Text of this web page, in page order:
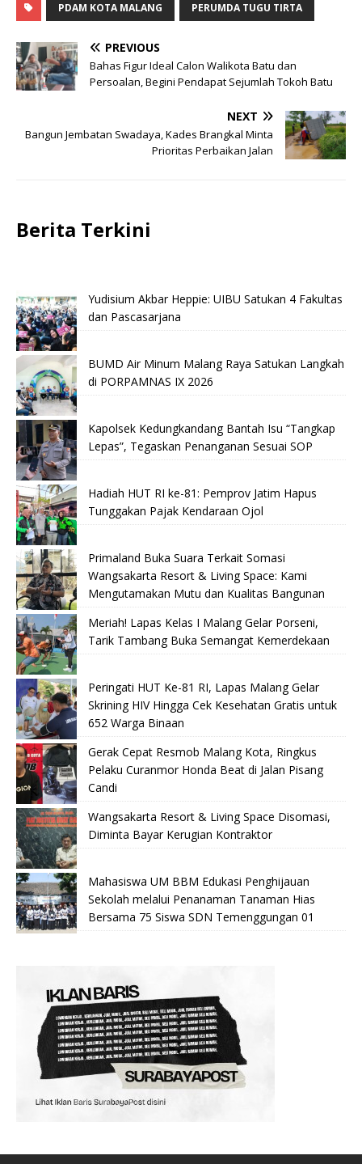
PDAM KOTA MALANG PERUMDA TUGU TIRTA
PREVIOUS
Bahas Figur Ideal Calon Walikota Batu dan
Persoalan, Begini Pendapat Sejumlah Tokoh Batu
NEXT
Bangun Jembatan Swadaya, Kades Brangkal Minta
Prioritas Perbaikan Jalan
Berita Terkini
Yudisium Akbar Heppie: UIBU Satukan 4 Fakultas
dan Pascasarjana
BUMD Air Minum Malang Raya Satukan Langkah
di PORPAMNAS IX 2026
Kapolsek Kedungkandang Bantah Isu “Tangkap
Lepas”, Tegaskan Penanganan Sesuai SOP
Hadiah HUT RI ke-81: Pemprov Jatim Hapus
Tunggakan Pajak Kendaraan Ojol
Primaland Buka Suara Terkait Somasi
Wangsakarta Resort & Living Space: Kami
Mengutamakan Mutu dan Kualitas Bangunan
Meriah! Lapas Kelas I Malang Gelar Porseni,
Tarik Tambang Buka Semangat Kemerdekaan
Peringati HUT Ke-81 RI, Lapas Malang Gelar
Skrining HIV Hingga Cek Kesehatan Gratis untuk
652 Warga Binaan
Gerak Cepat Resmob Malang Kota, Ringkus
Pelaku Curanmor Honda Beat di Jalan Pisang
Candi
Wangsakarta Resort & Living Space Disomasi,
Diminta Bayar Kerugian Kontraktor
Mahasiswa UM BBM Edukasi Penghijauan
Sekolah melalui Penanaman Tanaman Hias
Bersama 75 Siswa SDN Temenggungan 01